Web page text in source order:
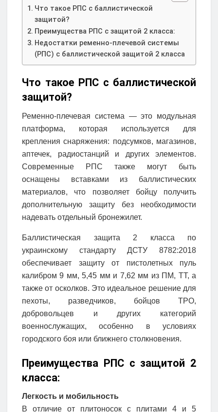
Что такое РПС с баллистической
защитой?
Преимущества РПС с защитой 2 класса:
Недостатки ременно-плечевой системы
(РПС) с баллистической защитой 2 класса
Что такое РПС с баллистической
защитой?
Ременно-плечевая система — это модульная
платформа, которая используется для
крепления снаряжения: подсумков, магазинов,
аптечек, радиостанций и других элементов.
Современные РПС также могут быть
оснащены вставками из баллистических
материалов, что позволяет бойцу получить
дополнительную защиту без необходимости
надевать отдельный бронежилет.
Баллистическая защита 2 класса по
украинскому стандарту ДСТУ 8782:2018
обеспечивает защиту от пистолетных пуль
калибром 9 мм, 5,45 мм и 7,62 мм из ПМ, ТТ, а
также от осколков. Это идеальное решение для
пехоты, разведчиков, бойцов ТРО,
добровольцев и других категорий
военнослужащих, особенно в условиях
городского боя или ближнего столкновения.
Преимущества РПС с защитой 2
класса:
Легкость и мобильность
В отличие от плитоносок с плитами 4 и 5